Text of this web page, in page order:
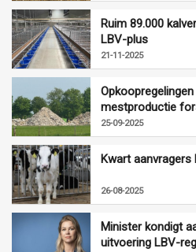
Ruim 89.000
LBV-plus
21-11-2025
mestproductie
25-09-2025
Kwart
26-08-2025
Minister kondigt
uitvoering LBV-